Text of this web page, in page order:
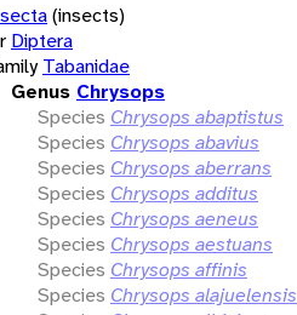
(insects)
Diptera
Tabanidae
Genus Chrysops
Species Chrysops abaptistus
Species Chrysops abavius
Species Chrysops aberrans
Species Chrysops additus
Species Chrysops aeneus
Species Chrysops aestuans
Species Chrysops affinis
Species Chrysops alajuelensis